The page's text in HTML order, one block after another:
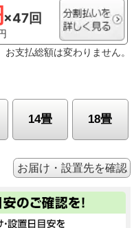
×47回
支払総額は変わりません。
14畳 18畳
お届け・設置先を確認